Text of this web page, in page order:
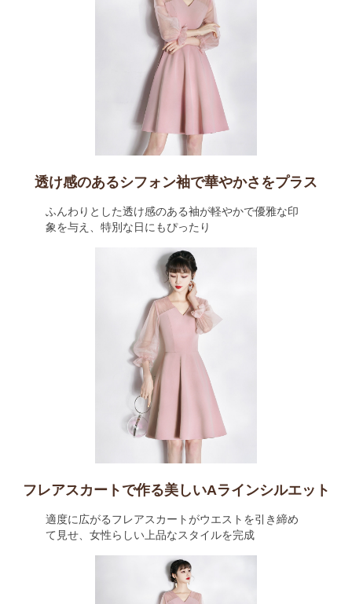
透け感のあるシフォン袖で華やかさをプラス
ふんわりとした透け感のある袖が軽やかで優雅な印
象を与え、特別な日にもぴったり
フレアスカートで作る美しいAラインシルエット
適度に広がるフレアスカートがウエストを引き締め
て見せ、女性らしい上品なスタイルを完成